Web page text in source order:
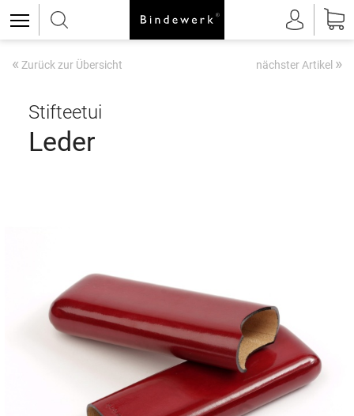
« Zurück zur Übersicht nächster Artikel »
Stifteetui
Leder